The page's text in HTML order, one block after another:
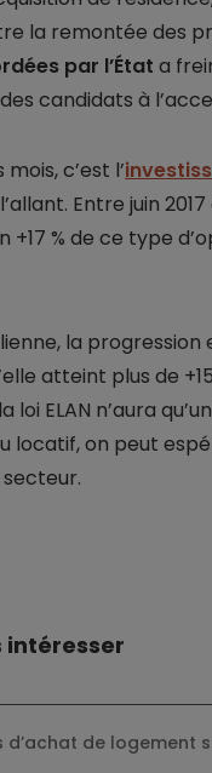
la remontée des
par l’État a
candidats à
c’est l’
Entre juin 2017
+17 % de ce type
la progression
atteint plus de +15
loi ELAN n’aura
locatif, on peut
intéresser
d’achat de logement